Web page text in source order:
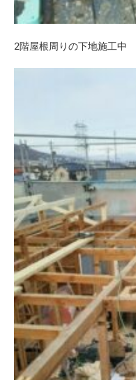
2階屋根周りの下地施工中